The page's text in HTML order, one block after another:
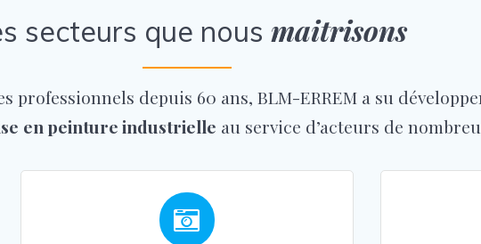
secteurs que nousmaitrisons
professionnels depuis 60 ans, BLM-ERREM a su
en peinture industrielle au service d’acteurs de